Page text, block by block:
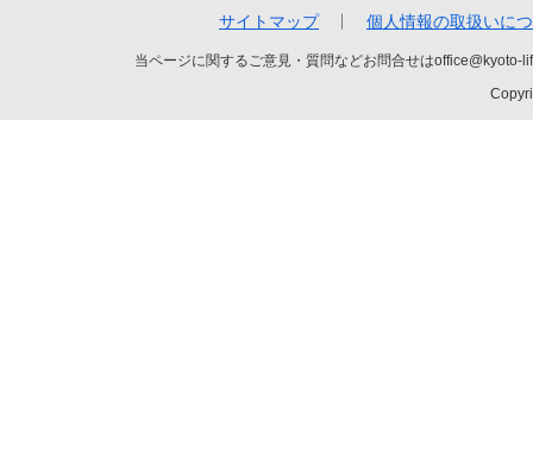
サイトマップ 個人情報の取扱いに
当ページに関するご意見・質問などお問合せは